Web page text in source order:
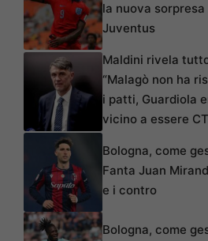
la nuova sorpresa
Juventus
Maldini rivela
“Malagò non ha
i patti, Guardiola
vicino a essere
Bologna, come
Fanta Juan
e i contro
Bologna, come